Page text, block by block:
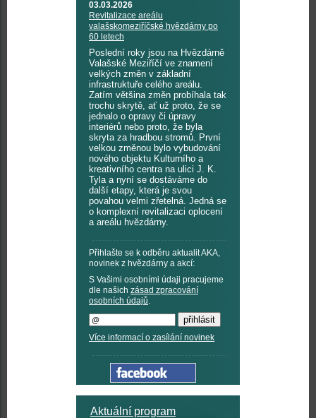
03.03.2026
Revitalizace areálu
valašskomeziříčské hvězdárny po
60 letech
Poslední roky jsou na Hvězdárně
Valašské Meziříčí ve znamení
velkých změn v základní
infrastruktuře celého areálu.
Zatím většina změn probíhala tak
trochu skrytě, ať už proto, že se
jednalo o opravy či úpravy
interiérů nebo proto, že byla
skryta za hradbou stromů. První
velkou změnou bylo vybudování
nového objektu Kulturního a
kreativního centra na ulici J. K.
Tyla a nyní se dostáváme do
další etapy, která je svou
povahou velmi zřetelná. Jedná se
o komplexní revitalizaci oplocení
a areálu hvězdárny.
Přihlašte se k odběru aktualit AKA,
novinek z hvězdárny a akcí:
S Vašimi osobními údaji pracujeme
dle našich zásad zpracování
osobních údajů.
Více informací o zasílání novinek
Aktuální program